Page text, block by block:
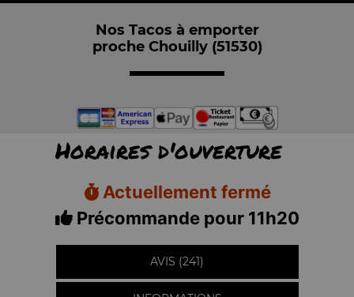
Nos Tacos à emporter
proche Chouilly (51530)
Horaires d'ouverture
Actuellement fermé
Précommande pour 11h20
AVIS (241)